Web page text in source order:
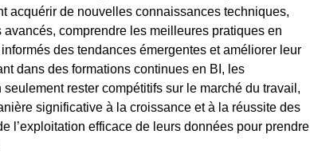
acquérir de nouvelles connaissances techniques,
avancés, comprendre les meilleures pratiques en
des tendances émergentes et améliorer leur
dans des formations continues en BI, les
rester compétitifs sur le marché du travail,
significative à la croissance et à la réussite des
l’exploitation efficace de leurs données pour prendre